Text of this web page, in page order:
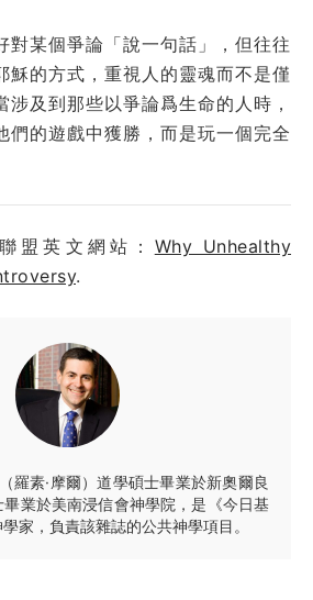
對某個爭論「說一句話」，但往往
穌的方式，重視人的靈魂而不是僅
涉及到那些以爭論爲生命的人時，
們的遊戲中獲勝，而是玩一個完全
盟英文網站： Why Unhealthy
.
（羅素·摩爾）道學碩士畢業於新奧爾良
業於美南浸信會神學院，是《今日基
家，負責該雜誌的公共神學項目。